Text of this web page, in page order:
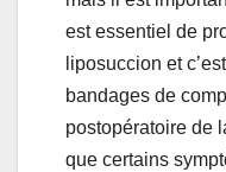
est essentiel de
liposuccion et
bandages de
postopératoire de
que certains